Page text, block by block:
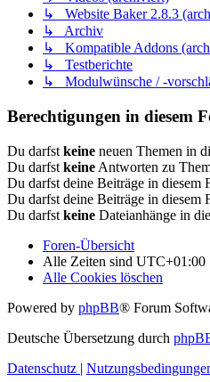
↳ Website Baker 2.8.3
↳ Archiv
↳ Kompatible Addons
↳ Testberichte
↳ Modulwünsche / -
Berechtigungen in diesem
Du darfst keine neuen Themen in
Du darfst keine Antworten zu
Du darfst deine Beiträge in diesem
Du darfst deine Beiträge in diesem
Du darfst keine Dateianhänge in
Foren-Übersicht
Alle Zeiten sind UTC+01:00
Alle Cookies löschen
Powered by phpBB® Forum
Deutsche Übersetzung durch
Datenschutz |